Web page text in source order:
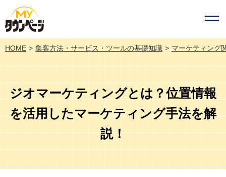
HOME 集客方法・サービス・ツールの基礎知識 マーケティング
ジオマーケティングとは？位置情報
を活用したマーケティング手法を解
説！